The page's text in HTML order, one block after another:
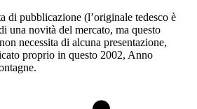
di pubblicazione (l’originale tedesco è
una novità del mercato, ma questo
necessita di alcuna presentazione,
proprio in questo 2002, Anno